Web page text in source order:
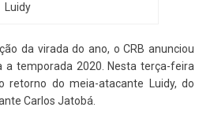
Luidy
da virada do ano, o CRB anunciou
a temporada 2020. Nesta terça-feira
retorno do meia-atacante Luidy, do
Carlos Jatobá.